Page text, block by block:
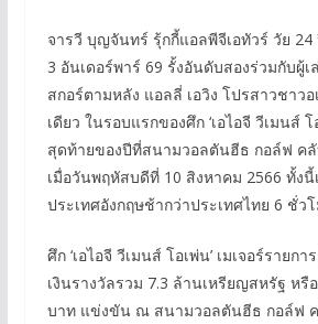
จารวี บุญจันทร์ รุ้กกี้แอลพีจีเอทัวร์ วัย 24
3 อันเดอร์พาร์ 69 รั้งอันดับสองร่วมกับผู้
สกอร์ตามหลัง แอลลี่ เอวิง โปรสาวชาว
เดียว ในรอบแรกของศึก ‘เอไอจี วีเมนส์ โ
สุดท้ายของปีที่สนามวอลตันฮีธ กอล์ฟ คลั
เมื่อวันพฤหัสบดีที่ 10 สิงหาคม 2566 ทั้งนี้
ประเทศอังกฤษช้ากว่าประเทศไทย 6 ชั่ว
ศึก ‘เอไอจี วีเมนส์ โอเพ่น’ เมเจอร์รายก
เงินรางวัลรวม 7.3 ล้านเหรียญสหรัฐ ห
บาท แข่งขัน ณ สนามวอลตันฮีธ กอล์ฟ ค